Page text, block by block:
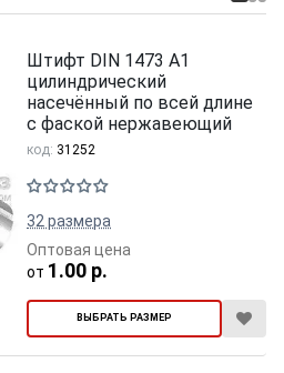
Штифт DIN 1473 A1
цилиндрический
насечённый по всей длине
с фаской нержавеющий
код: 31252
32 размера
ВЫБРАТЬ РАЗМЕР
от 1.00 р.
Оптовая цена